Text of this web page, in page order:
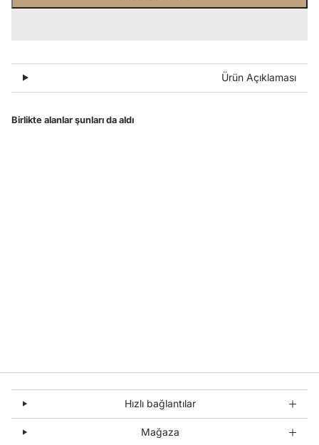
Ürün Açıklaması
Birlikte alanlar şunları da aldı
Hızlı bağlantılar
Mağaza